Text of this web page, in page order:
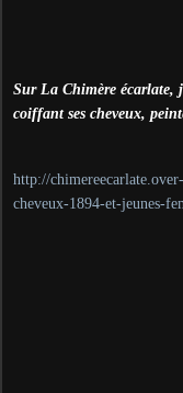
Sur La Chimère écarlate,
coiffant ses cheveux,
http://
cheveux-1894-et-jeunes-